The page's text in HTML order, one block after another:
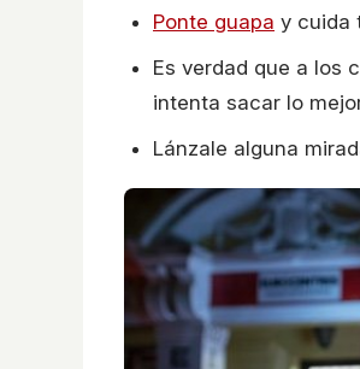
Ponte guapa y cuida
Es verdad que a los
intenta sacar lo
Lánzale alguna